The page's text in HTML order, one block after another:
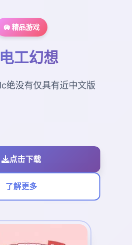
🛄 精品游戏
工幻想
绝没有仅具有近中文版
点击下载
了解更多